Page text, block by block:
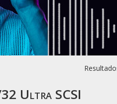
Ultra SCSI